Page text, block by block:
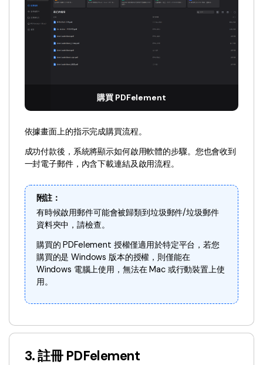
購買 PDFelement
依據畫面上的指示完成購買流程。
成功付款後，系統將顯示如何啟用軟體的步驟。您也會收到
一封電子郵件，內含下載連結及啟用流程。
附註：
有時候啟用郵件可能會被歸類到垃圾郵件/垃圾郵件
資料夾中，請檢查。
購買的 PDFelement 授權僅適用於特定平台，若您
購買的是 Windows 版本的授權，則僅能在
Windows 電腦上使用，無法在 Mac 或行動裝置上使
用。
3. 註冊 PDFelement